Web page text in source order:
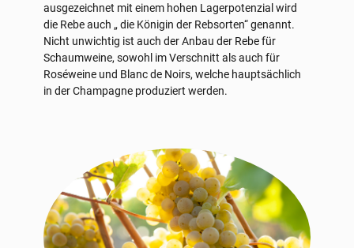
ausgezeichnet mit einem hohen Lagerpotenzial wird
die Rebe auch „ die Königin der Rebsorten“ genannt.
Nicht unwichtig ist auch der Anbau der Rebe für
Schaumweine, sowohl im Verschnitt als auch für
Roséweine und Blanc de Noirs, welche hauptsächlich
in der Champagne produziert werden.